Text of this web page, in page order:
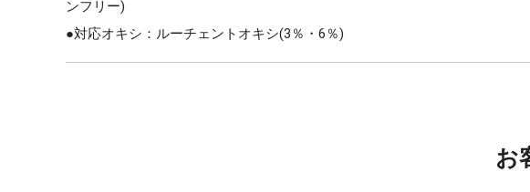
ンフリー)
●対応オキシ：ルーチェントオキシ(3％・6％)
お